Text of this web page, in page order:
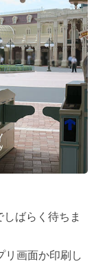
ばらく待ちま
リ画面か印刷し